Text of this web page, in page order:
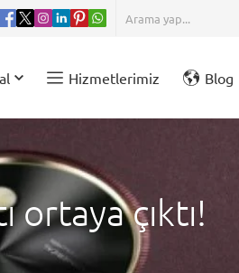
Hizmetlerimiz Blog
çıktı!